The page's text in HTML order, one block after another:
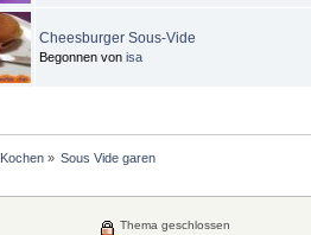
Cheesburger Sous-Vide
Begonnen von isa
Kochen» Sous Vide garen
Thema geschlossen